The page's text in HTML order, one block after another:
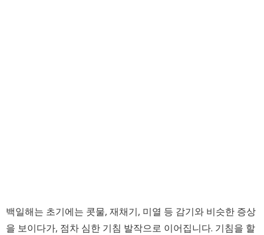
백일해는 초기에는 콧물, 재채기, 미열 등 감기와 비슷한 증상
을 보이다가, 점차 심한 기침 발작으로 이어집니다. 기침을 할